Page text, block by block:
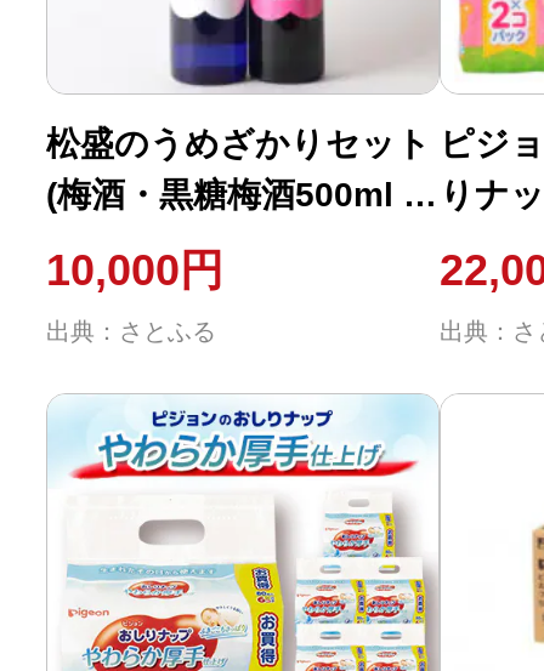
自治体直営サイト特集
はじめるバイブルとは
よくあるご質問
問い合わせ
松盛のうめざかりセット
(梅酒・黒糖梅酒500ml 各
1本)【岡部酒造 常陸太田
飲みくらべ】
10,000円
出典：さとふる
ピジ
りナ
ク×16
出典：さ